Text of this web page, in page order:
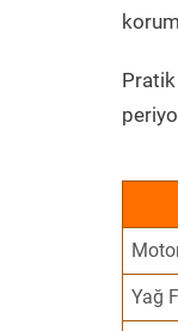
Pratik
Yağ